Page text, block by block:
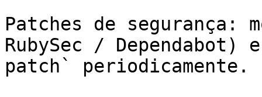
Patches de
RubySec /
patch` periodicamente.